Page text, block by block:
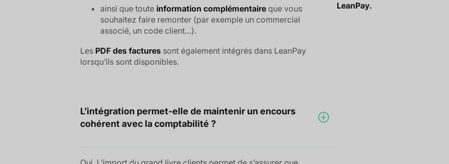
ainsi que toute information complémentaire que vous
souhaitez faire remonter (par exemple un commercial
associé, un code client…).
Les PDF des factures sont également intégrés dans LeanPay
lorsqu’ils sont disponibles.
L’intégration permet-elle de maintenir un encours
cohérent avec la comptabilité ?
LeanPay.